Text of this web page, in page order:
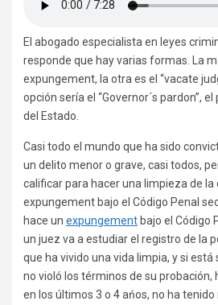
El abogado especialista en leyes
responde que hay varias formas. La
expungement, la otra es el “vacate
opción sería el “Governor´s pardon”,
del Estado.
Casi todo el mundo que ha sido
un delito menor o grave, casi todos,
calificar para hacer una limpieza de la
expungement bajo el Código Penal
hace un expungementbajo el Código
un juez va a estudiar el registro de la
que ha vivido una vida limpia, y si
no violó los términos de su probación,
en los últimos 3 o 4 ańos, no ha